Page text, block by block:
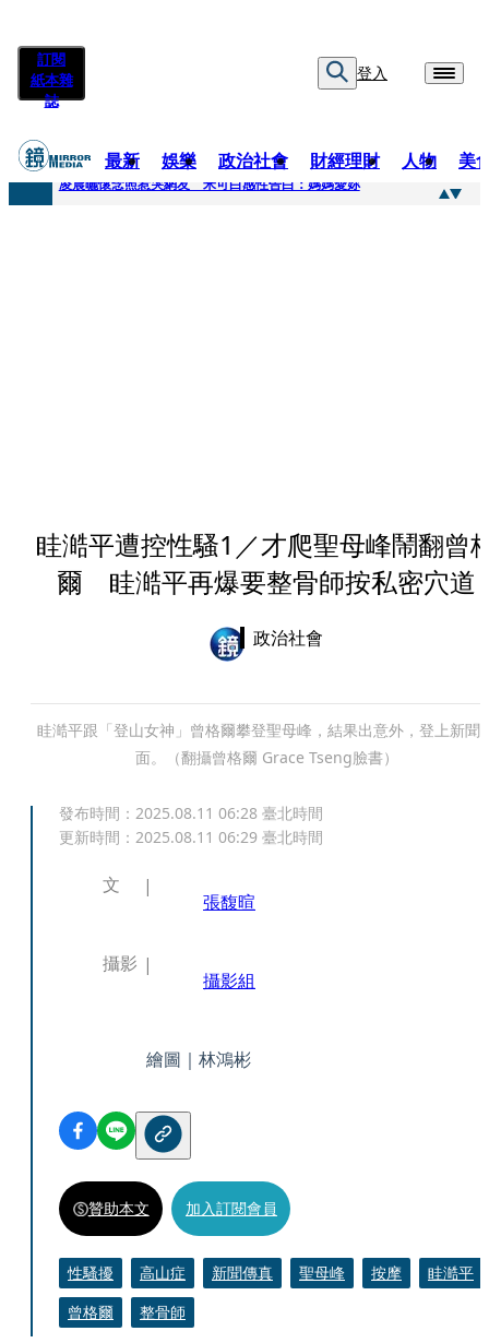
訂閱
紙本雜
誌
登入
最新 娛樂 政治社會 財經理財 人物 美
快訊
凌晨曬懷念照惹哭網友 米可白感性告白：媽媽愛妳
眭澔平遭控性騷1／才爬聖母峰鬧翻曾
爾 眭澔平再爆要整骨師按私密穴道
政治社會
眭澔平跟「登山女神」曾格爾攀登聖母峰，結果出意外，登上新聞
面。（翻攝曾格爾 Grace Tseng臉書）
發布時間： 2025.08.11 06:28 臺北時間
更新時間： 2025.08.11 06:29 臺北時間
文
張馥暄
攝影
攝影組
繪圖｜林鴻彬
贊助本文 加入訂閱會員
性騷擾 高山症 新聞傳真 聖母峰 按摩
眭澔平
曾格爾
整骨師